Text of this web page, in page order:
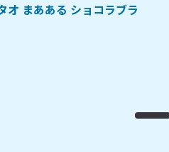
オ まあある ショコラブラ